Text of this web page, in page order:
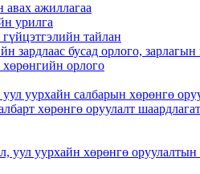
авах ажиллагаа
урилга
тайлан
зардлаас бусад орлого,
орлого
уурхайн салбарын хөрөнгө
хөрөнгө оруулалт
уул уурхайн хөрөнгө оруулалтын